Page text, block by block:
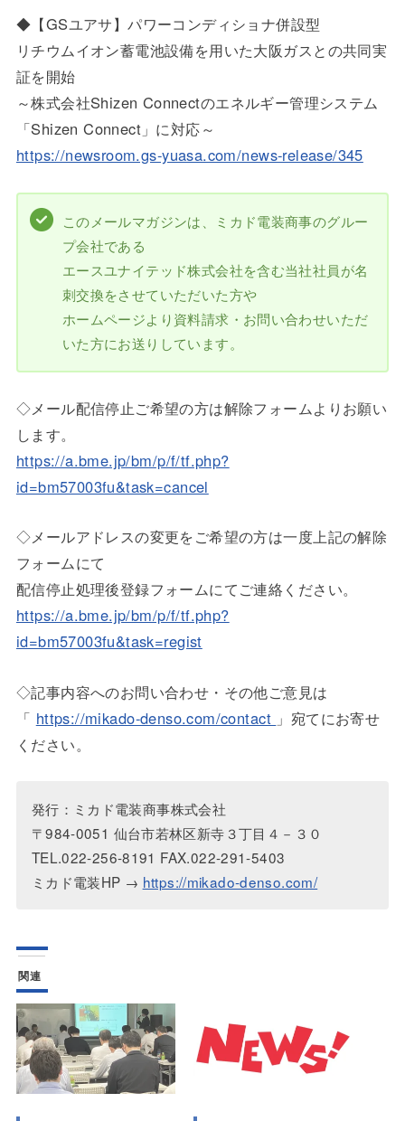
◆【GSユアサ】パワーコンディショナ併設型
リチウムイオン蓄電池設備を用いた大阪ガスとの共同実
証を開始
～株式会社Shizen Connectのエネルギー管理システム
「Shizen Connect」に対応～
https://newsroom.gs-yuasa.com/news-release/345
このメールマガジンは、ミカド電装商事のグルー
プ会社である
エースユナイテッド株式会社を含む当社社員が名
刺交換をさせていただいた方や
ホームページより資料請求・お問い合わせいただ
いた方にお送りしています。
◇メール配信停止ご希望の方は解除フォームよりお願い
します。
https://a.bme.jp/bm/p/f/tf.php?
id=bm57003fu&task=cancel
◇メールアドレスの変更をご希望の方は一度上記の解除
フォームにて
配信停止処理後登録フォームにてご連絡ください。
https://a.bme.jp/bm/p/f/tf.php?
id=bm57003fu&task=regist
◇記事内容へのお問い合わせ・その他ご意見は
「 https://mikado-denso.com/contact 」宛てにお寄せ
ください。
発行：ミカド電装商事株式会社
〒984-0051 仙台市若林区新寺３丁目４－３０
TEL.022-256-8191 FAX.022-291-5403
ミカド電装HP → https://mikado-denso.com/
関連